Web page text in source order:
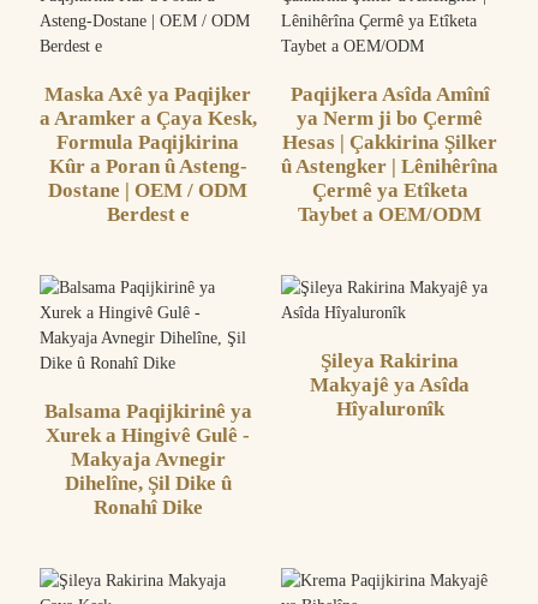
Maska Axê ya Paqijker
a Aramker a Çaya Kesk,
Formula Paqijkirina
Kûr a Poran û Asteng-
Dostane | OEM / ODM
Berdest e
Paqijkera Asîda Amînî
ya Nerm ji bo Çermê
Hesas | Çakkirina Şilker
û Astengker | Lênihêrîna
Çermê ya Etîketa
Taybet a OEM/ODM
Balsama Paqijkirinê ya
Xurek a Hingivê Gulê -
Makyaja Avnegir
Dihelîne, Şil Dike û
Ronahî Dike
Şileya Rakirina
Makyajê ya Asîda
Hîyaluronîk